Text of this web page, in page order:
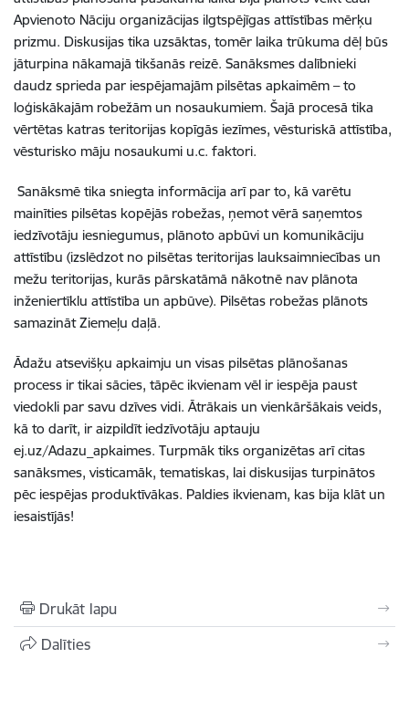
Apvienoto Nāciju organizācijas ilgtspējīgas attīstības mērķu
prizmu. Diskusijas tika uzsāktas, tomēr laika trūkuma dēļ būs
jāturpina nākamajā tikšanās reizē. Sanāksmes dalībnieki
daudz sprieda par iespējamajām pilsētas apkaimēm – to
loģiskākajām robežām un nosaukumiem. Šajā procesā tika
vērtētas katras teritorijas kopīgās iezīmes, vēsturiskā attīstība,
vēsturisko māju nosaukumi u.c. faktori.
Sanāksmē tika sniegta informācija arī par to, kā varētu
mainīties pilsētas kopējās robežas, ņemot vērā saņemtos
iedzīvotāju iesniegumus, plānoto apbūvi un komunikāciju
attīstību (izslēdzot no pilsētas teritorijas lauksaimniecības un
mežu teritorijas, kurās pārskatāmā nākotnē nav plānota
inženiertīklu attīstība un apbūve). Pilsētas robežas plānots
samazināt Ziemeļu daļā.
Ādažu atsevišķu apkaimju un visas pilsētas plānošanas
process ir tikai sācies, tāpēc ikvienam vēl ir iespēja paust
viedokli par savu dzīves vidi. Ātrākais un vienkāršākais veids,
kā to darīt, ir aizpildīt iedzīvotāju aptauju
ej.uz/Adazu_apkaimes. Turpmāk tiks organizētas arī citas
sanāksmes, visticamāk, tematiskas, lai diskusijas turpinātos
pēc iespējas produktīvākas. Paldies ikvienam, kas bija klāt un
iesaistījās!
Drukāt lapu
Dalīties